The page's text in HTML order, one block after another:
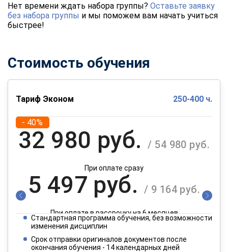
Нет времени ждать набора группы? Оставьте заявку
без набора группы и мы поможем вам начать учиться
быстрее!
Стоимость обучения
Тариф Эконом 250-400 ч.
- 40%
32 980 руб. / 54 980 руб.
При оплате сразу
5 497 руб. / 9 164 руб.
При оплате в рассрочку на 6 месяцев
2 749 руб.
Стандартная программа обучения, без возможности
изменения дисциплин
Срок отправки оригиналов документов после
окончания обучения - 14 календарных дней